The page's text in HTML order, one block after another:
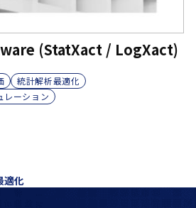
(StatXact / LogXact)
統計解析最適化
レーション
適化